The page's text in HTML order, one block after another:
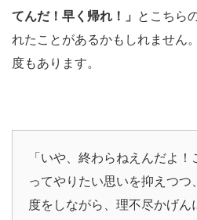
てんだ！早く帰れ！」
とこちら
れたことがあるかもしれません
度もあります。
「いや、終わらねえんだよ
ってやりたい思いを抑えつつ
度をしながら、理不尽かげん